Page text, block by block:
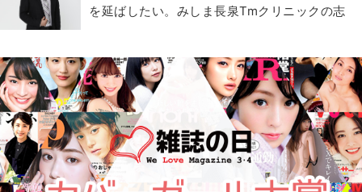
を延ばしたい。みしま長泉Tmクリニックの志